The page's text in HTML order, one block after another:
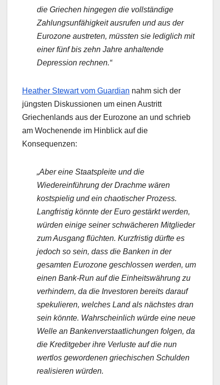
die Griechen hingegen die vollständige
Zahlungsunfähigkeit ausrufen und aus der
Eurozone austreten, müssten sie lediglich mit
einer fünf bis zehn Jahre anhaltende
Depression rechnen.“
Heather Stewart vom Guardian nahm sich der
jüngsten Diskussionen um einen Austritt
Griechenlands aus der Eurozone an und schrieb
am Wochenende im Hinblick auf die
Konsequenzen:
„Aber eine Staatspleite und die
Wiedereinführung der Drachme wären
kostspielig und ein chaotischer Prozess.
Langfristig könnte der Euro gestärkt werden,
würden einige seiner schwächeren Mitglieder
zum Ausgang flüchten. Kurzfristig dürfte es
jedoch so sein, dass die Banken in der
gesamten Eurozone geschlossen werden, um
einen Bank-Run auf die Einheitswährung zu
verhindern, da die Investoren bereits darauf
spekulieren, welches Land als nächstes dran
sein könnte. Wahrscheinlich würde eine neue
Welle an Bankenverstaatlichungen folgen, da
die Kreditgeber ihre Verluste auf die nun
wertlos gewordenen griechischen Schulden
realisieren würden.